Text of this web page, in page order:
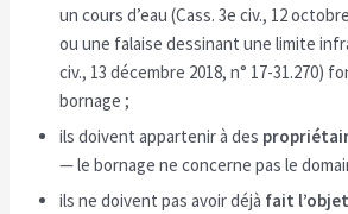
un cours d’eau (Cass. 3e civ., 12
ou une falaise dessinant une limite
civ., 13 décembre 2018, n° 17-31.270)
bornage ;
ils doivent appartenir à des
— le bornage ne concerne pas le
ils ne doivent pas avoir déjà fait